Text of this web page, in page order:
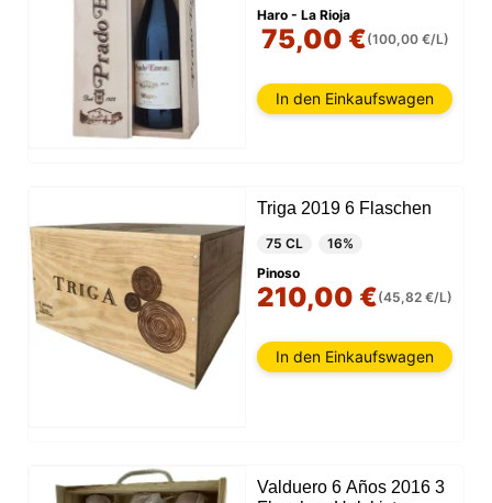
Haro - La Rioja
75,00 €(100,00 €/L)
In den Einkaufswagen
Triga 2019 6 Flaschen
75 CL
16%
Pinoso
210,00 €(45,82 €/L)
In den Einkaufswagen
Valduero 6 Años 2016 3